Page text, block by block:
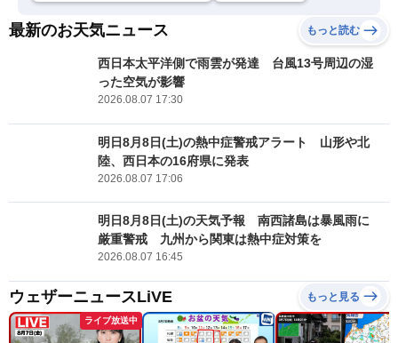
最新のお天気ニュース もっと読む
西日本太平洋側で雨雲が発達 台風13号周辺の湿
った空気が影響
2026.08.07 17:30
明日8月8日(土)の熱中症警戒アラート 山形や北
陸、西日本の16府県に発表
2026.08.07 17:06
明日8月8日(土)の天気予報 南西諸島は暴風雨に
厳重警戒 九州から関東は熱中症対策を
2026.08.07 16:45
ウェザーニュースLiVE もっと見る
ライブ放送中